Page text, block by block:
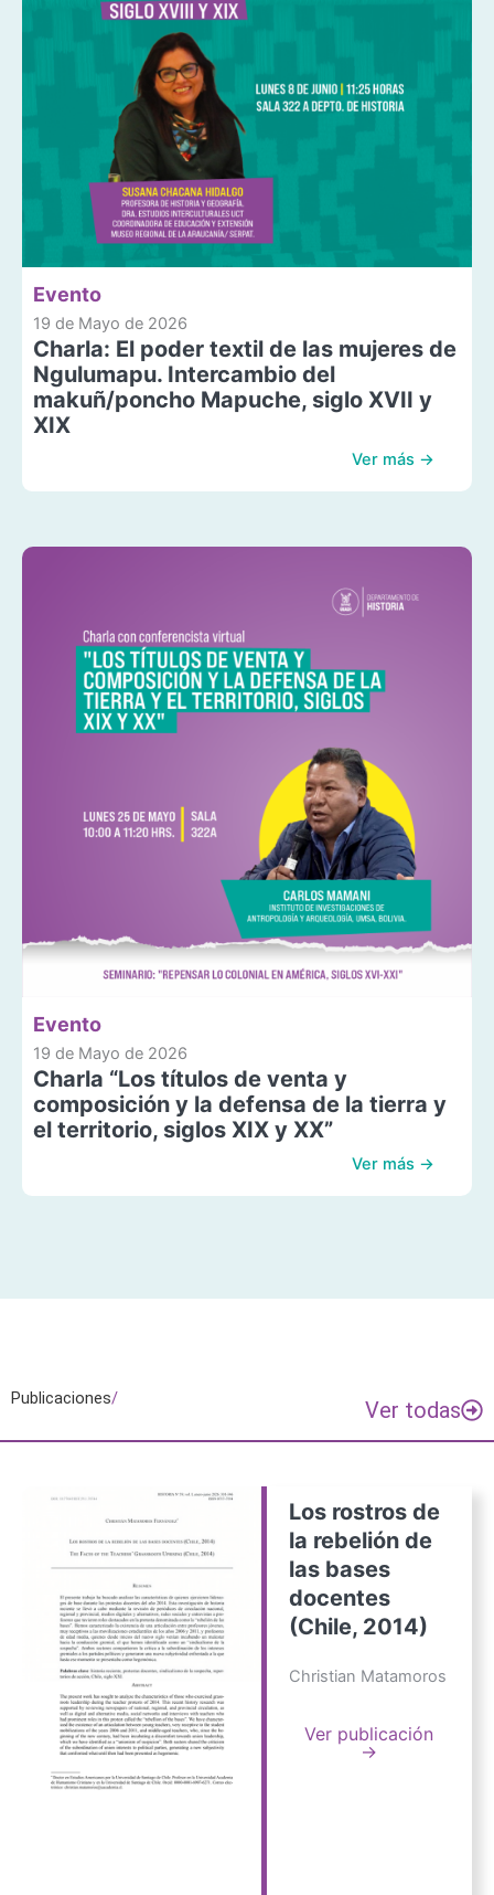
Evento
19 de Mayo de 2026
Charla: El poder textil de las mujeres de
Ngulumapu. Intercambio del
makuñ/poncho Mapuche, siglo XVII y
XIX
Ver más →
Evento
19 de Mayo de 2026
Charla “Los títulos de venta y
composición y la defensa de la tierra y
el territorio, siglos XIX y XX”
Ver más →
Publicaciones/ Ver todas
Los rostros de
la rebelión de
las bases
docentes
(Chile, 2014)
Christian Matamoros
Ver publicación
→